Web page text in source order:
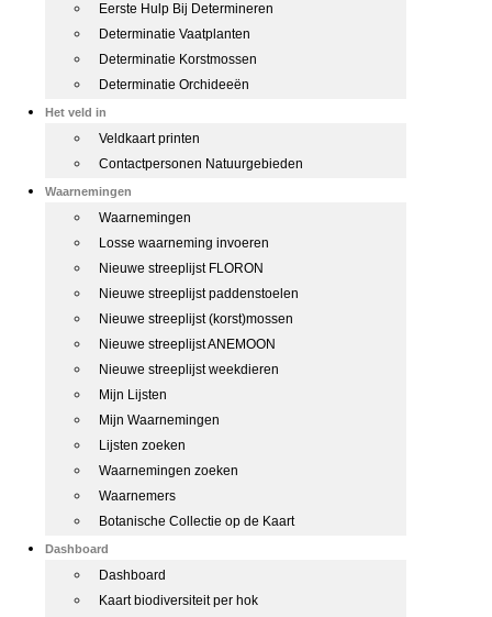
Eerste Hulp Bij Determineren
Determinatie Vaatplanten
Determinatie Korstmossen
Determinatie Orchideeën
Het veld in
Veldkaart printen
Contactpersonen Natuurgebieden
Waarnemingen
Waarnemingen
Losse waarneming invoeren
Nieuwe streeplijst FLORON
Nieuwe streeplijst paddenstoelen
Nieuwe streeplijst (korst)mossen
Nieuwe streeplijst ANEMOON
Nieuwe streeplijst weekdieren
Mijn Lijsten
Mijn Waarnemingen
Lijsten zoeken
Waarnemingen zoeken
Waarnemers
Botanische Collectie op de Kaart
Dashboard
Dashboard
Kaart biodiversiteit per hok